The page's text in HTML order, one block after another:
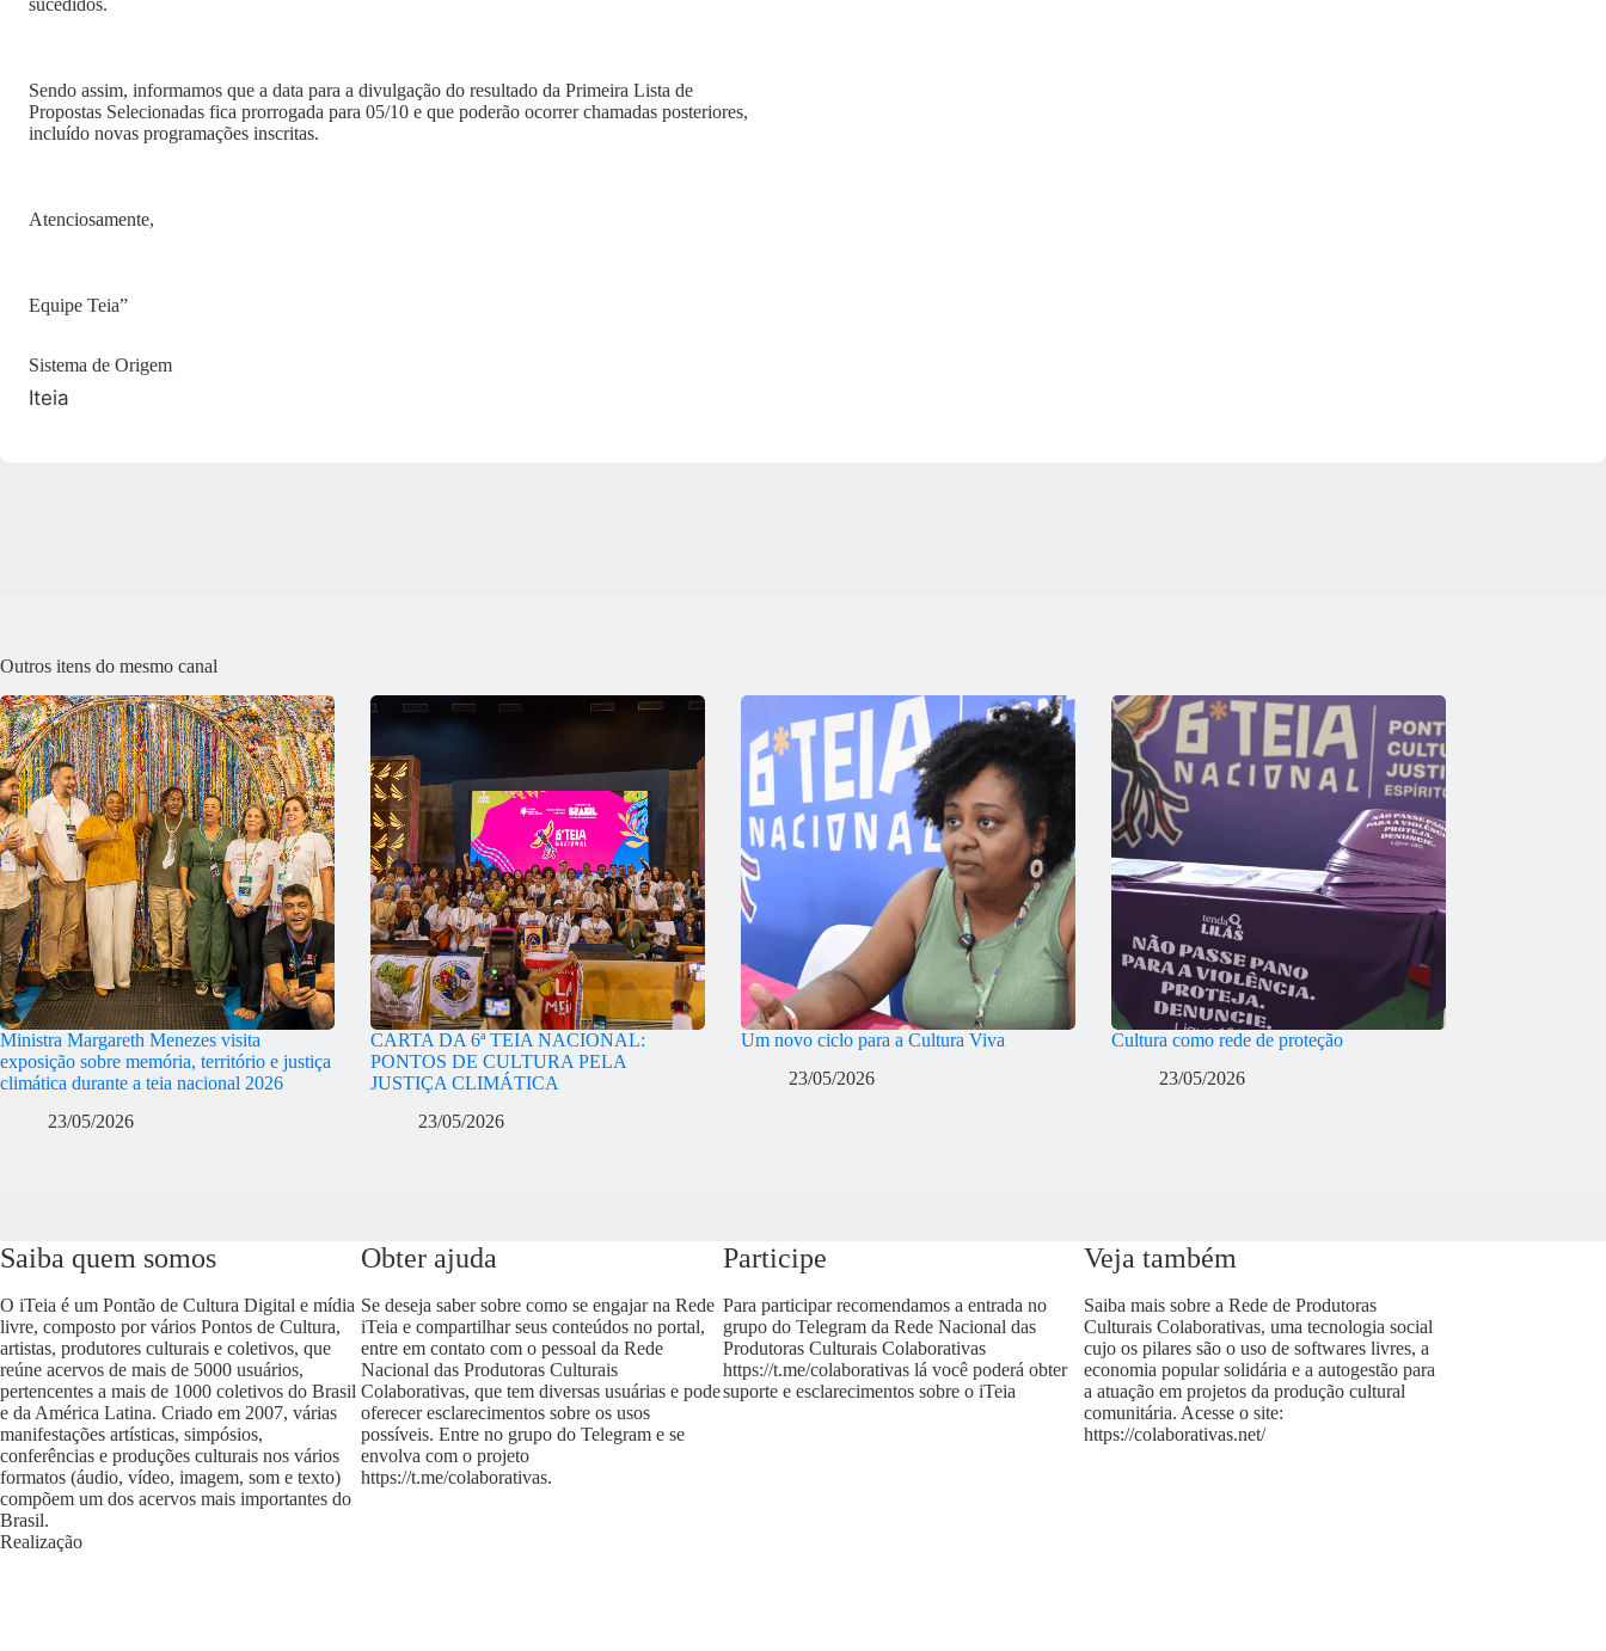
sucedidos.
Sendo assim, informamos que a data para a divulgação do resultado da Primeira Lista de
Propostas Selecionadas fica prorrogada para 05/10 e que poderão ocorrer chamadas posteriores,
incluído novas programações inscritas.
Atenciosamente,
Equipe Teia”
Sistema de Origem
Iteia
Outros itens do mesmo canal
Ministra Margareth Menezes visita
exposição sobre memória, território e justiça
climática durante a teia nacional 2026
23/05/2026
CARTA DA 6ª TEIA NACIONAL:
PONTOS DE CULTURA PELA
JUSTIÇA CLIMÁTICA
23/05/2026
Um novo ciclo para a Cultura Viva
23/05/2026
Cultura como rede de proteção
23/05/2026
Saiba quem somos
O iTeia é um Pontão de Cultura Digital e mídia
livre, composto por vários Pontos de Cultura,
artistas, produtores culturais e coletivos, que
reúne acervos de mais de 5000 usuários,
pertencentes a mais de 1000 coletivos do Brasil
e da América Latina. Criado em 2007, várias
manifestações artísticas, simpósios,
conferências e produções culturais nos vários
formatos (áudio, vídeo, imagem, som e texto)
compõem um dos acervos mais importantes do
Brasil.
Obter ajuda
Se deseja saber sobre como se engajar na Rede
iTeia e compartilhar seus conteúdos no portal,
entre em contato com o pessoal da Rede
Nacional das Produtoras Culturais
Colaborativas, que tem diversas usuárias e pode
oferecer esclarecimentos sobre os usos
possíveis. Entre no grupo do Telegram e se
envolva com o projeto
https://t.me/colaborativas.
Participe
Para participar recomendamos a entrada no
grupo do Telegram da Rede Nacional das
Produtoras Culturais Colaborativas
https://t.me/colaborativaslá você poderá obter
suporte e esclarecimentos sobre o iTeia
Veja também
Saiba mais sobre a Rede de Produtoras
Culturais Colaborativas, uma tecnologia social
cujo os pilares são o uso de softwares livres, a
economia popular solidária e a autogestão para
a atuação em projetos da produção cultural
comunitária. Acesse o site:
https://colaborativas.net/
Realização